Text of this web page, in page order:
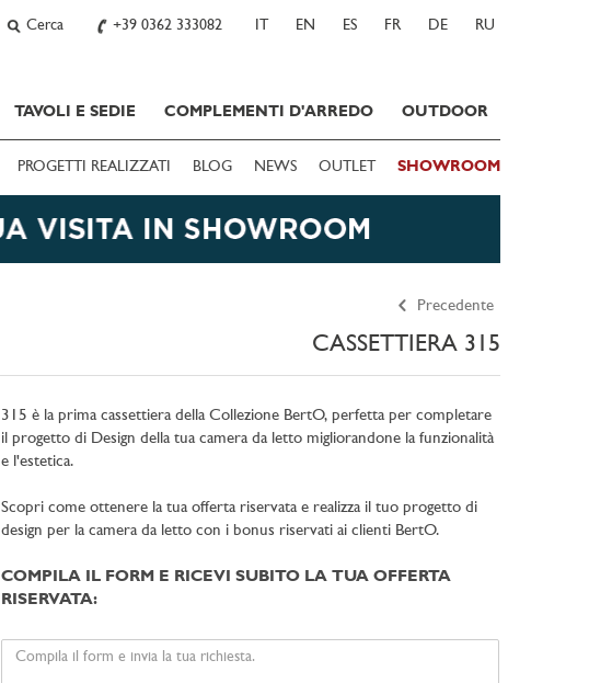
Cerca +39 0362 333082 IT EN ES FR DE RU
TAVOLI E SEDIE COMPLEMENTI D'ARREDO OUTDOOR
PROGETTI REALIZZATI BLOG NEWS OUTLET SHOWROOM
Precedente
CASSETTIERA 315
315 è la prima cassettiera della Collezione BertO, perfetta per completare
il progetto di Design della tua camera da letto migliorandone la funzionalità
e l'estetica.
Scopri come ottenere la tua offerta riservata e realizza il tuo progetto di
design per la camera da letto con i bonus riservati ai clienti BertO.
COMPILA IL FORM E RICEVI SUBITO LA TUA OFFERTA
RISERVATA: